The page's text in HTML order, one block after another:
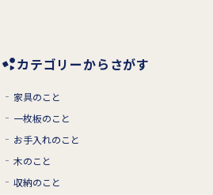
カテゴリーからさがす
家具のこと
一枚板のこと
お手入れのこと
木のこと
収納のこと